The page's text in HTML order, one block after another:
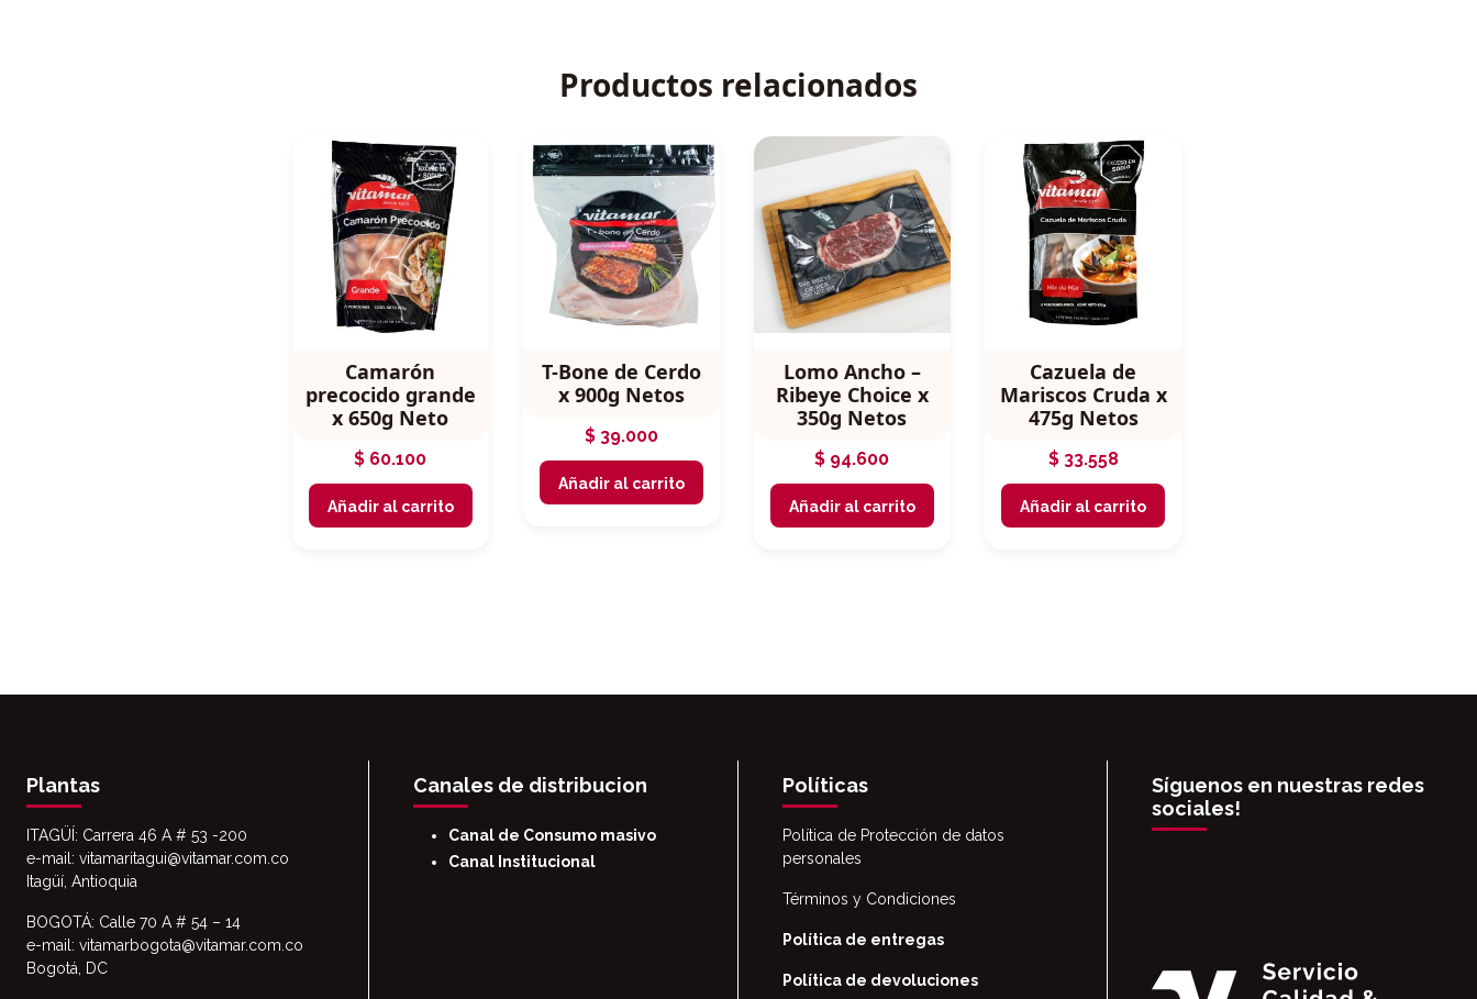
Productos relacionados
Camarón
precocido grande
x 650g Neto
$ 60.100
Añadir al carrito
T-Bone de Cerdo
x 900g Netos
$39.000
Añadir al carrito
Lomo Ancho –
Ribeye Choice x
350g Netos
$ 94.600
Añadir al carrito
Cazuela de
Mariscos Cruda x
475g Netos
$33.558
Añadir al carrito
Plantas
ITAGÜÍ: Carrera 46 A # 53 -200
e-mail: vitamaritagui@vitamar.com.co
Itagüí, Antioquia
BOGOTÁ: Calle 70 A # 54 – 14
e-mail: vitamarbogota@vitamar.com.co
Bogotá, DC
Canales de distribucion
Canal de Consumo masivo
Canal Institucional
Políticas
Política de Protección de datos
personales
Términos y Condiciones
Política de entregas
Política de devoluciones
Síguenos en nuestras redes
sociales!